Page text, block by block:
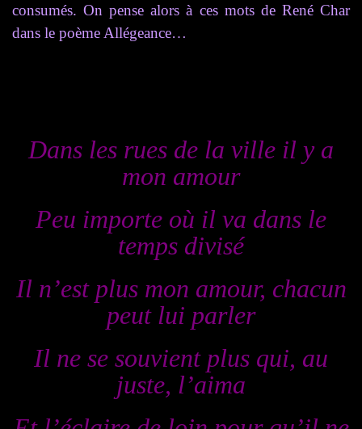
consumés. On pense alors à ces mots de René Char
dans le poème Allégeance…
Dans les rues de la ville il y a
mon amour
Peu importe où il va dans le
temps divisé
Il n’est plus mon amour, chacun
peut lui parler
Il ne se souvient plus qui, au
juste, l’aima